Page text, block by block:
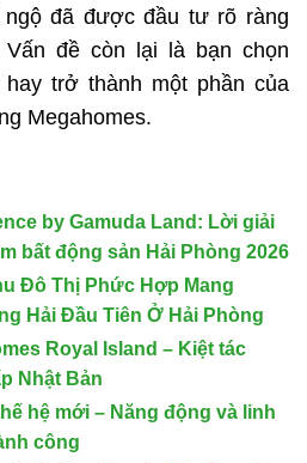
đã được đầu tư rõ ràng
đề còn lại là bạn chọn
trở thành một phần của
Megahomes.
by Gamuda Land: Lời giải
bất động sản Hải Phòng 2026
Đô Thị Phức Hợp Mang
Hải Đầu Tiên Ở Hải Phòng
Royal Island – Kiệt tác
Nhật Bản
hệ mới – Năng động và linh
công